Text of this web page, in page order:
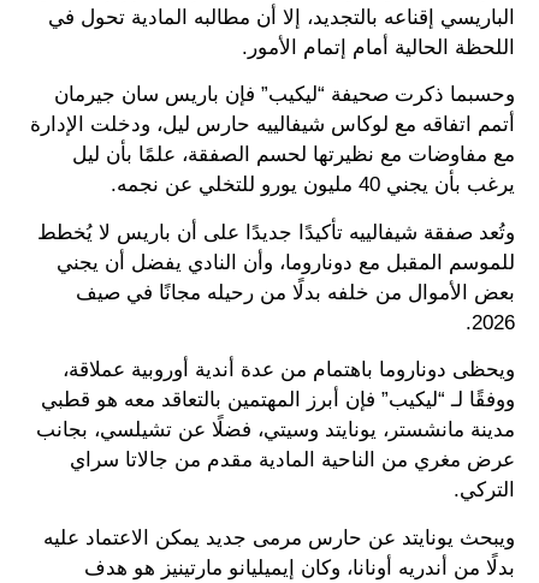
الباريسي إقناعه بالتجديد، إلا أن مطالبه المادية تحول في
اللحظة الحالية أمام إتمام الأمور.
وحسبما ذكرت صحيفة “ليكيب” فإن باريس سان جيرمان
أتمم اتفاقه مع لوكاس شيفالييه حارس ليل، ودخلت الإدارة
مع مفاوضات مع نظيرتها لحسم الصفقة، علمًا بأن ليل
يرغب بأن يجني 40 مليون يورو للتخلي عن نجمه.
وتُعد صفقة شيفالييه تأكيدًا جديدًا على أن باريس لا يُخطط
للموسم المقبل مع دوناروما، وأن النادي يفضل أن يجني
بعض الأموال من خلفه بدلًا من رحيله مجانًا في صيف
2026.
ويحظى دوناروما باهتمام من عدة أندية أوروبية عملاقة،
ووفقًا لـ “ليكيب” فإن أبرز المهتمين بالتعاقد معه هو قطبي
مدينة مانشستر، يونايتد وسيتي، فضلًا عن تشيلسي، بجانب
عرض مغري من الناحية المادية مقدم من جالاتا سراي
التركي.
ويبحث يونايتد عن حارس مرمى جديد يمكن الاعتماد عليه
بدلًا من أندريه أونانا، وكان إيميليانو مارتينيز هو هدف